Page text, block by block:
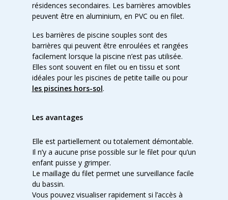
résidences secondaires. Les barrières amovibles
peuvent être en aluminium, en PVC ou en filet.
Les barrières de piscine souples sont des
barrières qui peuvent être enroulées et rangées
facilement lorsque la piscine n’est pas utilisée.
Elles sont souvent en filet ou en tissu et sont
idéales pour les piscines de petite taille ou pour
les piscines hors-sol.
Les avantages
Elle est partiellement ou totalement démontable.
Il n’y a aucune prise possible sur le filet pour qu’un
enfant puisse y grimper.
Le maillage du filet permet une surveillance facile
du bassin.
Vous pouvez visualiser rapidement si l’accès à